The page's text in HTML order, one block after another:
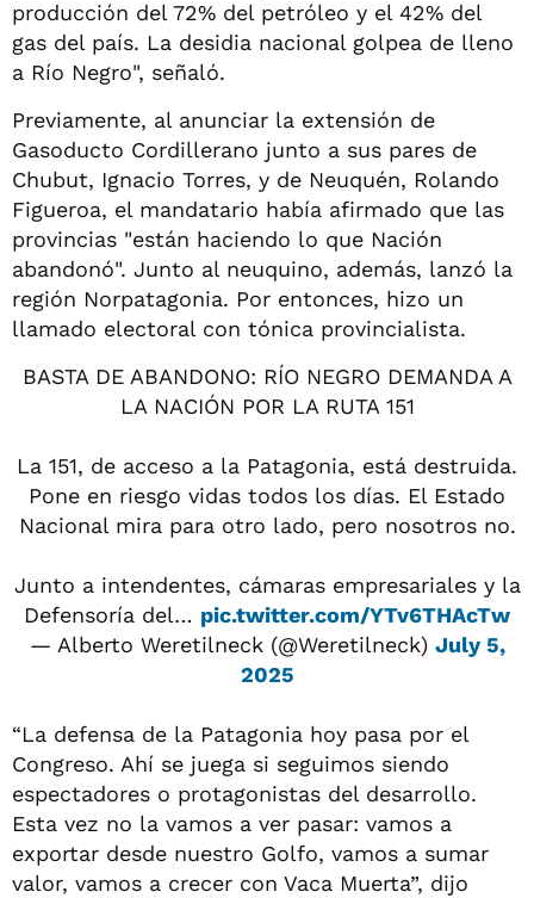
producción del 72% del petróleo y el 42% del
gas del país. La desidia nacional golpea de lleno
a Río Negro", señaló.
Previamente, al anunciar la extensión de
Gasoducto Cordillerano junto a sus pares de
Chubut, Ignacio Torres, y de Neuquén, Rolando
Figueroa, el mandatario había afirmado que las
provincias "están haciendo lo que Nación
abandonó". Junto al neuquino, además, lanzó la
región Norpatagonia. Por entonces, hizo un
llamado electoral con tónica provincialista.
BASTA DE ABANDONO: RÍO NEGRO DEMANDA A
LA NACIÓN POR LA RUTA 151
La 151, de acceso a la Patagonia, está destruida.
Pone en riesgo vidas todos los días. El Estado
Nacional mira para otro lado, pero nosotros no.
Junto a intendentes, cámaras empresariales y la
Defensoría del… pic.twitter.com/YTv6THAcTw
— Alberto Weretilneck (@Weretilneck) July 5,
2025
“La defensa de la Patagonia hoy pasa por el
Congreso. Ahí se juega si seguimos siendo
espectadores o protagonistas del desarrollo.
Esta vez no la vamos a ver pasar: vamos a
exportar desde nuestro Golfo, vamos a sumar
valor, vamos a crecer con Vaca Muerta”, dijo